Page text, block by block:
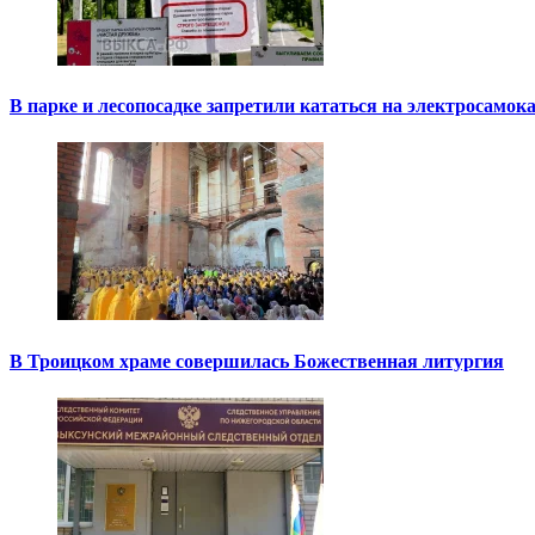
В парке и лесопосадке запретили кататься на
В Троицком храме совершилась Божественная литургия